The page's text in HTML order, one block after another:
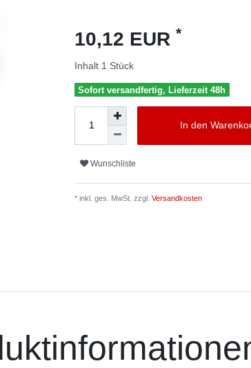
10,12 EUR *
Inhalt 1 Stück
Sofort versandfertig, Lieferzeit 48h
In den
Wunschliste
* inkl. ges. MwSt. zzgl. Versandkosten